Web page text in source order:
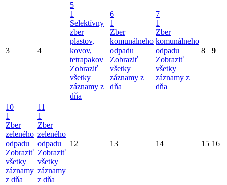
3 4
5
1
Selektívny
zber
plastov,
kovov,
tetrapakov
Zobraziť
všetky
záznamy z
dňa
6
1
Zber
komunálneho
odpadu
Zobraziť
všetky
záznamy z
dňa
7
1
Zber
komunálneho
odpadu
Zobraziť
všetky
záznamy z
dňa
8 9
10
1
Zber
zeleného
odpadu
Zobraziť
všetky
záznamy
z dňa
11
1
Zber
zeleného
odpadu
Zobraziť
všetky
záznamy
z dňa
12 13 14 15 16